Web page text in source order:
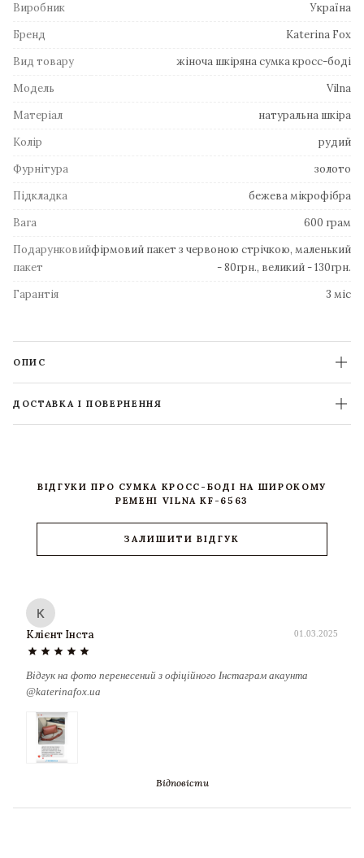
Виробник
Україна
Бренд
Katerina Fox
Вид товару
жіноча шкіряна сумка кросс-боді
Модель
Vilna
Матеріал
натуральна шкіра
Колір
рудий
Фурнітура
золото
Підкладка
бежева мікрофібра
Вага
600 грам
Подарунковий
пакет
фірмовий пакет з червоною стрічкою, маленький
- 80грн., великий - 130грн.
Гарантія
3 міс
ОПИС
ДОСТАВКА І ПОВЕРНЕННЯ
ВІДГУКИ ПРО СУМКА КРОСС-БОДІ НА ШИРОКОМУ
РЕМЕНІ VILNA KF-6563
ЗАЛИШИТИ ВІДГУК
К
Клієнт Інста
star star star star star
01.03.2025
Відгук на фото перенесений з офіційного Інстаграм акаунта
@katerinafox.ua
Відповісти